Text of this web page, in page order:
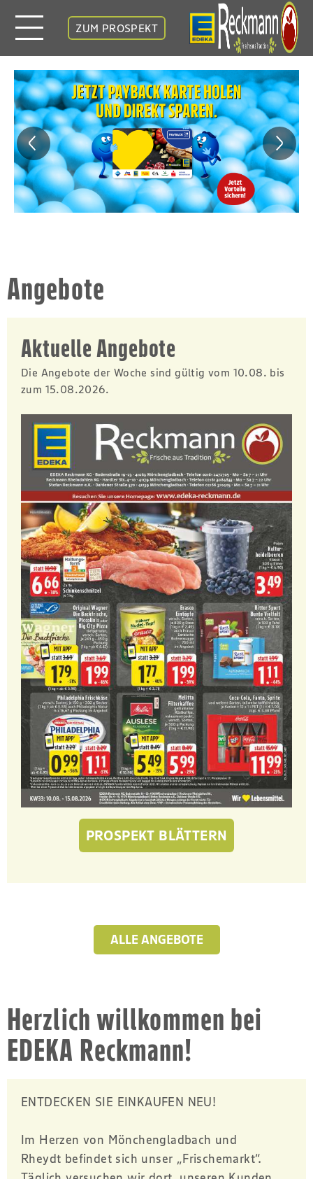
ZUM PROSPEKT
Angebote
Aktuelle Angebote
Die Angebote der Woche sind gültig vom 10.08. bis
zum 15.08.2026.
PROSPEKT BLÄTTERN
ALLE ANGEBOTE
Herzlich willkommen bei
EDEKA Reckmann!
ENTDECKEN SIE EINKAUFEN NEU!
Im Herzen von Mönchengladbach und
Rheydt befindet sich unser „Frischemarkt“.